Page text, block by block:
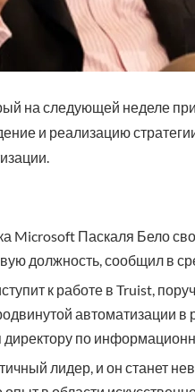
на следующей неделе
и реализацию
Microsoft Паскаля Бело
должность, сообщил в
к работе в Truist,
автоматизации
директору по
лидер, и он станет